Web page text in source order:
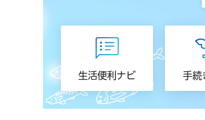
生活便利ナビ 手続